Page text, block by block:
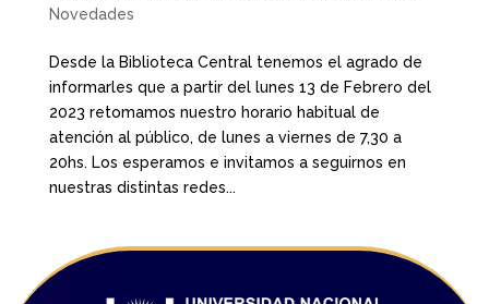
Novedades
Desde la Biblioteca Central tenemos el agrado de
informarles que a partir del lunes 13 de Febrero del
2023 retomamos nuestro horario habitual de
atención al público, de lunes a viernes de 7,30 a
20hs. Los esperamos e invitamos a seguirnos en
nuestras distintas redes...